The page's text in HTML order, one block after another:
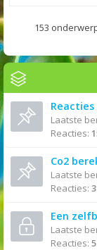
153
Reacties
Laatste
Reacties:
Co2
Laatste
Reacties:
Een
Laatste
Reacties: